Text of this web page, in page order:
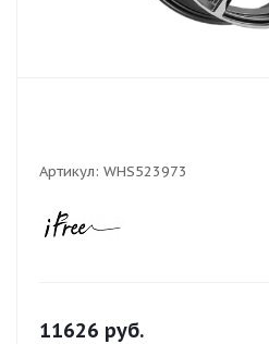
Артикул: WHS523973
11626 руб.